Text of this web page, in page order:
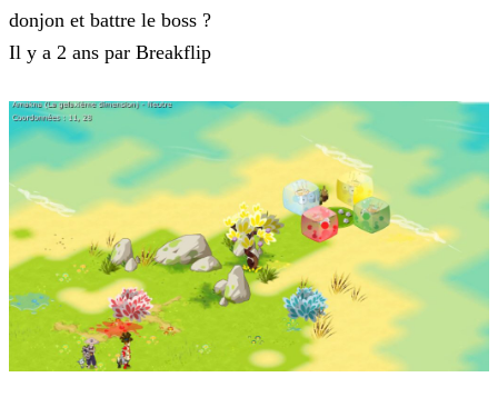
donjon et battre le boss ?
Il y a 2 ans par Breakflip